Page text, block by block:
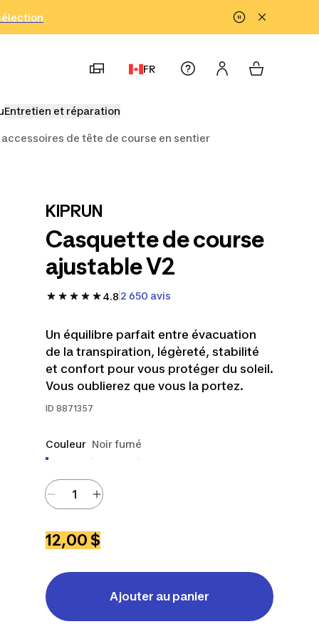
FR
Entretien et réparation
accessoires de tête de course en sentier
KIPRUN
Casquette de course
ajustable V2
4.8 2 650 avis
Un équilibre parfait entre évacuation
de la transpiration, légèreté, stabilité
et confort pour vous protéger du soleil.
Vous oublierez que vous la portez.
ID 8871357
Couleur Noir fumé
12,00 $
Ajouter au panier